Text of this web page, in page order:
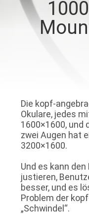
SIE EIN
ZITAT
SHOPPING
ONLINE
SITEMAP
Die kopf-
Okulare, jedes
1600×1600, und
zwei Augen hat
3200×1600.
Und es kann
justieren,
besser, und es
Problem der
„Schwindel“.